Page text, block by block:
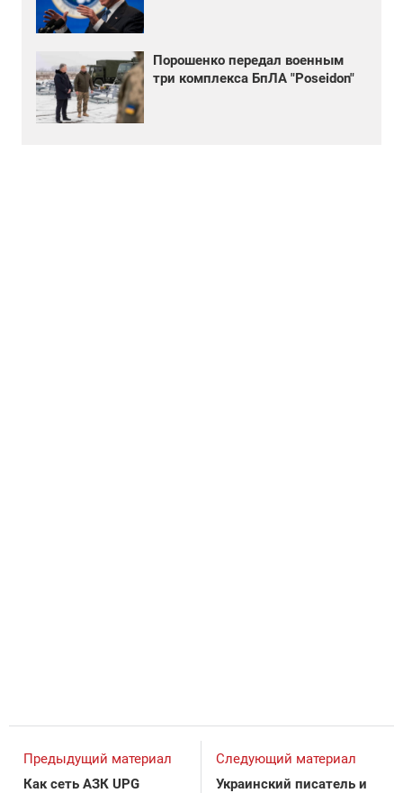
Порошенко передал военным
три комплекса БпЛА "Poseidon"
Предыдущий материал
Как сеть АЗК UPG
Следующий материал
Украинский писатель и